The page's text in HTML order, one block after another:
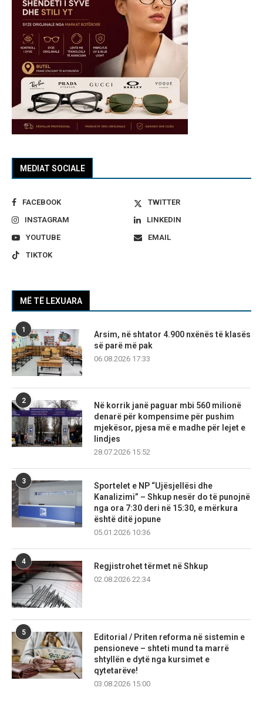
MEDIAT SOCIALE
FACEBOOK
TWITTER
INSTAGRAM
LINKEDIN
YOUTUBE
EMAIL
TIKTOK
MË TË LEXUARA
1
Arsim, në shtator 4.900 nxënës të klasës
së parë më pak
06.08.2026 17:33
2
Në korrik janë paguar mbi 560 milionë
denarë për kompensime për pushim
mjekësor, pjesa më e madhe për lejet e
lindjes
28.07.2026 15:52
3
Sportelet e NP “Ujësjellësi dhe
Kanalizimi” – Shkup nesër do të punojnë
nga ora 7:30 deri në 15:30, e mërkura
është ditë jopune
05.01.2026 10:36
4
Regjistrohet tërmet në Shkup
02.08.2026 22:34
5
Editorial / Priten reforma në sistemin e
pensioneve – shteti mund ta marrë
shtyllën e dytë nga kursimet e
qytetarëve!
03.08.2026 15:00